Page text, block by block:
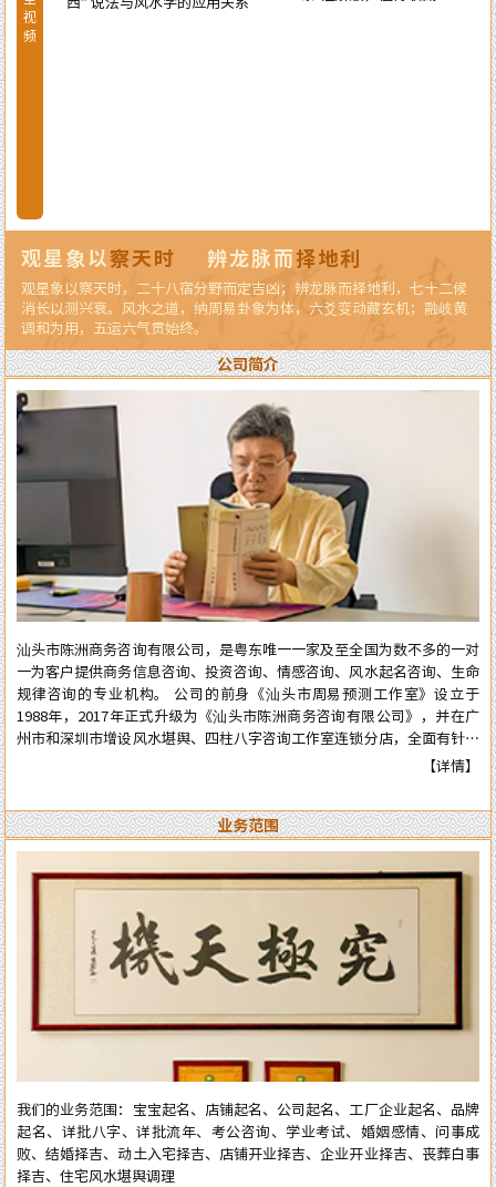
视
频
观星象以察天时 辨龙脉而择地利
观星象以察天时，二十八宿分野而定吉凶；辨龙脉而择地利，七十二候
消长以测兴衰。风水之道，纳周易卦象为体，六爻变动藏玄机；融岐黄
调和为用，五运六气贯始终。
公司简介
汕头市陈洲商务咨询有限公司，是粤东唯一一家及至全国为数不多的一对
一为客户提供商务信息咨询、投资咨询、情感咨询、风水起名咨询、生命
规律咨询的专业机构。 公司的前身《汕头市周易预测工作室》设立于
1988年，2017年正式升级为《汕头市陈洲商务咨询有限公司》，并在广
州市和深圳市增设风水堪舆、四柱八字咨询工作室连锁分店，全面有针对
性地为在广州市和深圳市工作、生活的广大广州、深圳客户提供咨询服
可信。近四十年来深得众多新老客户的高度好评和信任。 陈洲先生是三
十年前在汕头市与张克明、胡玉尺名老先生齐名的老牌预测师、风水师。
几十年来专业于四柱八字的预测、周易六爻占卜、风水堪舆调理，各种喜
庆择吉等。一生以直言敢断的风格，从不虚言巧语的业德而深受广大各界
人士的高度好评和信赖。时间能证明实力，陈洲先生能够三十多年从业至
今，口碑越来越好，客户越来越多，可想而知陈洲先生的学术修为的高深
程度！ 陈洲先生研究运用易学近四十年、学术上:理论基础高深，博取众
家之长，经验丰富、见解独到、业德高尚。 本公司网站对外服务项目，
全部真人实体进行预测与操作，服务质量绝对精准实用。详情了解可拔打
电话或加微信：13750405850（微信同号），进行咨询了解。
【详情】
业务范围
我们的业务范围：宝宝起名、店铺起名、公司起名、工厂企业起名、品牌
起名、详批八字、详批流年、考公咨询、学业考试、婚姻感情、问事成
败、结婚择吉、动土入宅择吉、店铺开业择吉、企业开业择吉、丧葬白事
择吉、住宅风水堪舆调理